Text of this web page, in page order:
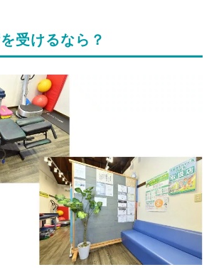
受けるなら？